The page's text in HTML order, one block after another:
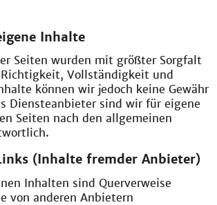
Inhalte
Seiten wurden mit größter Sorgfalt
Vollständigkeit und
können wir jedoch keine Gewähr
Diensteanbieter sind wir für eigene
Seiten nach den allgemeinen
(Inhalte fremder Anbieter)
Inhalten sind Querverweise
von anderen Anbietern